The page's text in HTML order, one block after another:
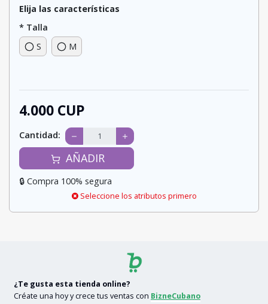
Elija las características
* Talla
S
M
4.000 CUP
Cantidad:
AÑADIR
🔒 Compra 100% segura
Seleccione los atributos primero
¿Te gusta esta tienda online?
Créate una hoy y crece tus ventas con BizneCubano